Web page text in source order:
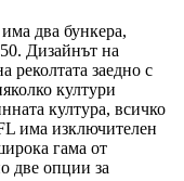
два бункера,
Дизайнът на
реколтата заедно с
култури
култура, всичко
има изключителен
гама от
две опции за